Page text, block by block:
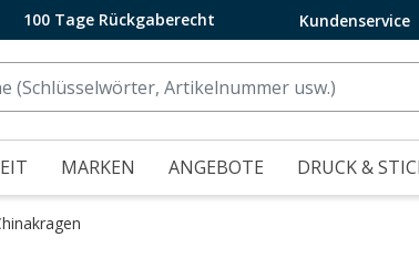
100 Tage Rückgaberecht Kundenservice
MARKEN ANGEBOTE DRUCK &